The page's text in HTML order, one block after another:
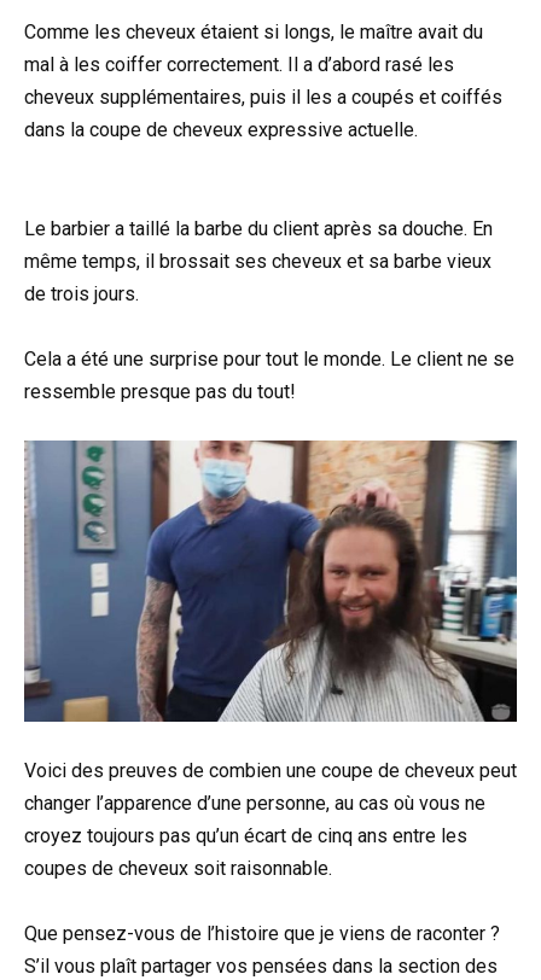
Comme les cheveux étaient si longs, le maître avait du
mal à les coiffer correctement. Il a d’abord rasé les
cheveux supplémentaires, puis il les a coupés et coiffés
dans la coupe de cheveux expressive actuelle.
Le barbier a taillé la barbe du client après sa douche. En
même temps, il brossait ses cheveux et sa barbe vieux
de trois jours.
Cela a été une surprise pour tout le monde. Le client ne se
ressemble presque pas du tout!
Voici des preuves de combien une coupe de cheveux peut
changer l’apparence d’une personne, au cas où vous ne
croyez toujours pas qu’un écart de cinq ans entre les
coupes de cheveux soit raisonnable.
Que pensez-vous de l’histoire que je viens de raconter ?
S’il vous plaît partager vos pensées dans la section des